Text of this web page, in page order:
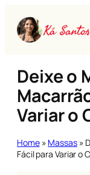
para
Deixe o
Variar o
Home » Massas »
Fácil para Variar o